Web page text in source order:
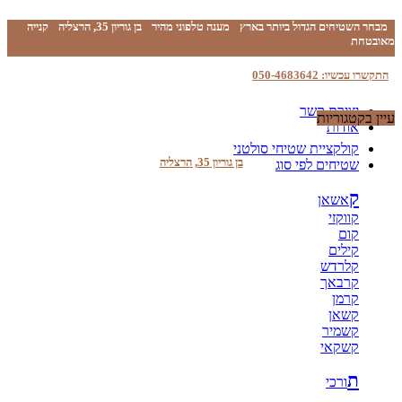
מבחר השטיחים הגדול ביותר בארץ מענה טלפוני מהיר בן גוריון 35, הרצליה
קנייה
מאובטחת
התקשרו עכשיו: 050-4683642
יצירת קשר
אודות
בן גוריון 35, הרצליה
עיין בקטגוריות
קולקציית שטיחי סולטני
שטיחים לפי סוג
קאשאן
קווקזי
קום
קילים
קלרדש
קרבאך
קרמן
קשאן
קשמיר
קשקאי
תורכי